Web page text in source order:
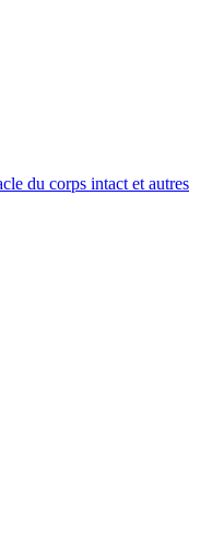
du corps intact et autres